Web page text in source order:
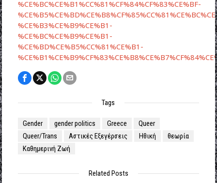
%CE%BC%CE%B1%CC%81%CF%84%CF%83%CE%BF-
%CE%B3%CE%B9%CE%B1-
%CE%BC%CE%B9%CE%B1-
%CE%BD%CE%B5%CC%81%CE%B1-
Tags
Gender gender politics Greece
Queer
Queer/Trans
Αστικές Εξεγέρσεις Ηθική
θεωρία
Καθημερινή Ζωή
Related Posts